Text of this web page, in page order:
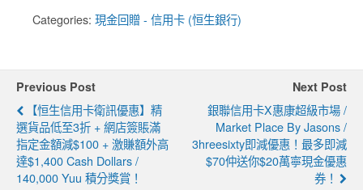
Categories: 現金回贈 - 信用卡 (恒生銀行)
Previous Post
【恒生信用卡衛訊優惠】精
選貨品低至3折 + 網店簽賬滿
指定金額減$100 + 激賺額外高
達$1,400 Cash Dollars /
140,000 Yuu 積分獎賞！
Next Post
銀聯信用卡x惠康超級市場 /
Market Place By Jasons /
3hreesixty即減優惠！最多即減
$70仲送你$20萬寧現金優惠
券！